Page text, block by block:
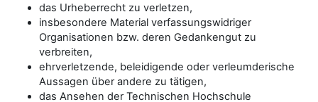
das Urheberrecht zu verletzen,
insbesondere Material verfassungswidriger
Organisationen bzw. deren Gedankengut zu
verbreiten,
ehrverletzende, beleidigende oder verleumderische
Aussagen über andere zu tätigen,
das Ansehen der Technischen Hochschule